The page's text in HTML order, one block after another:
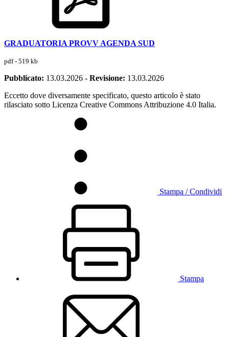
GRADUATORIA PROVV AGENDA SUD
pdf - 519 kb
Pubblicato: 13.03.2026 - Revisione: 13.03.2026
Eccetto dove diversamente specificato, questo articolo è stato
rilasciato sotto Licenza Creative Commons Attribuzione 4.0 Italia.
Stampa / Condividi
Stampa